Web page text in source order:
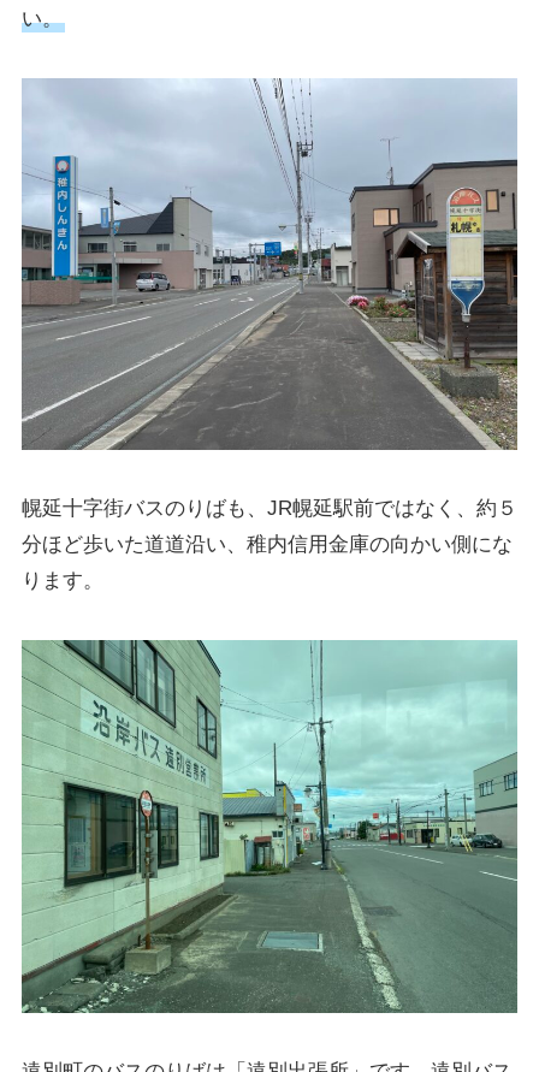
い。
幌延十字街バスのりばも、JR幌延駅前ではなく、約５
分ほど歩いた道道沿い、稚内信用金庫の向かい側にな
ります。